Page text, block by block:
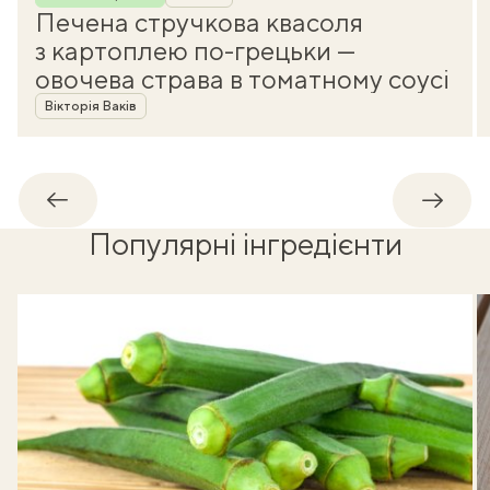
Печена стручкова квасоля
з картоплею по-грецьки —
овочева страва в томатному соусі
Автор
Вікторія Ваків
Назад
Популярні інгредієнти